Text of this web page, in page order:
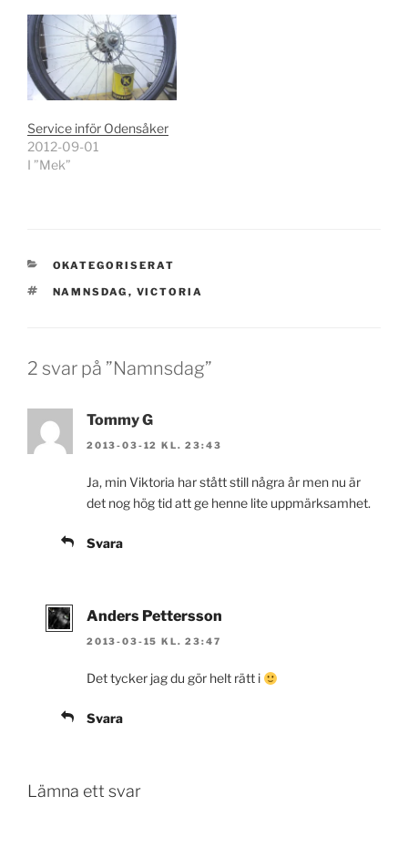
Service inför Odensåker
2012-09-01
I ”Mek”
KATEGORIER
OKATEGORISERAT
TAGGAR
NAMNSDAG , VICTORIA
2 svar på ”Namnsdag”
Tommy G
2013-03-12 KL. 23:43
Ja, min Viktoria har stått still några år men nu är
det nog hög tid att ge henne lite uppmärksamhet.
Svara
Anders Pettersson
2013-03-15 KL. 23:47
Det tycker jag du gör helt rätt i
Svara
Lämna ett svar